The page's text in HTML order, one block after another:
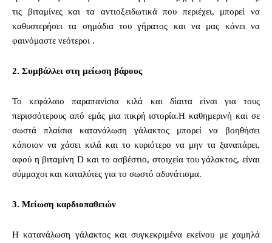
τις βιταμίνες και τα αντιοξειδωτικά που περιέχει, μπορεί να
καθυστερήσει τα σημάδια του γήρατος και να μας κάνει να
φαινόμαστε νεότεροι .
2. Συμβάλλει στη μείωση βάρους
Το κεφάλαιο παραπανίσια κιλά και δίαιτα είναι για τους
περισσότερους από εμάς μια πικρή ιστορία.Η καθημερινή και σε
σωστά πλαίσια κατανάλωση γάλακτος μπορεί να βοηθήσει
κάποιον να χάσει κιλά και το κυριότερο να μην τα ξαναπάρει,
αφού η βιταμίνη D και το ασβέστιο, στοιχεία του γάλακτος, είναι
σύμμαχοι και καταλύτες για το σωστό αδυνάτισμα.
3. Μείωση καρδιοπαθειών
Η κατανάλωση γάλακτος και συγκεκριμένα εκείνου με χαμηλά